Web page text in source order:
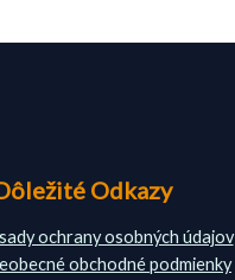
Odkazy
ochrany osobných údajov
obchodné podmienky